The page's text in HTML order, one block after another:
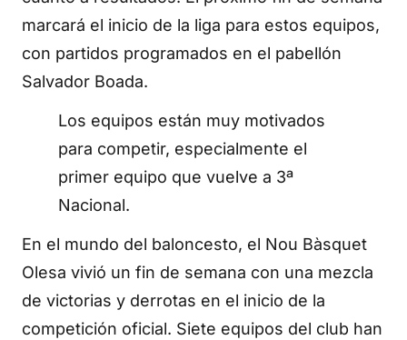
marcará el inicio de la liga para estos equipos,
con partidos programados en el pabellón
Salvador Boada.
Los equipos están muy motivados
para competir, especialmente el
primer equipo que vuelve a 3ª
Nacional.
En el mundo del baloncesto, el Nou Bàsquet
Olesa vivió un fin de semana con una mezcla
de victorias y derrotas en el inicio de la
competición oficial. Siete equipos del club han